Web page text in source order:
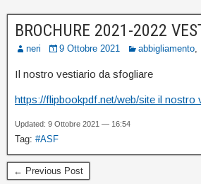
BROCHURE 2021-2022
neri 9 Ottobre 2021 abbigliamento,
Il nostro vestiario da sfogliare
https://flipbookpdf.net/web/site il nostro
Updated: 9 Ottobre 2021 — 16:54
Tag: #ASF
← Previous Post